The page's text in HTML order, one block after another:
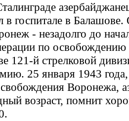
госпитале в Балашове.
- незадолго до
по освобождению
121-й стрелковой
25 января 1943 года,
Воронежа,
возраст, помнит